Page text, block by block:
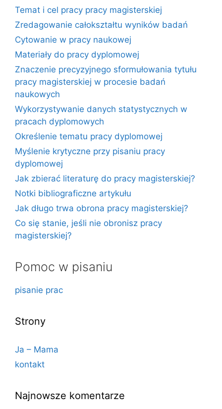
Temat i cel pracy pracy magisterskiej
Zredagowanie całokształtu wyników badań
Cytowanie w pracy naukowej
Materiały do pracy dyplomowej
Znaczenie precyzyjnego sformułowania tytułu
pracy magisterskiej w procesie badań
naukowych
Wykorzystywanie danych statystycznych w
pracach dyplomowych
Określenie tematu pracy dyplomowej
Myślenie krytyczne przy pisaniu pracy
dyplomowej
Jak zbierać literaturę do pracy magisterskiej?
Notki bibliograficzne artykułu
Jak długo trwa obrona pracy magisterskiej?
Co się stanie, jeśli nie obronisz pracy
magisterskiej?
Pomoc w pisaniu
pisanie prac
Strony
Ja – Mama
kontakt
Najnowsze komentarze